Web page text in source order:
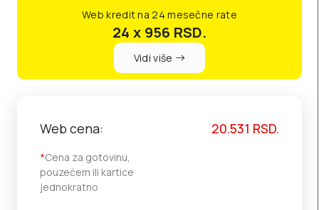
Web kredit na 24 mesečne rate
24 x 956 RSD.
Vidi više
Web cena:
*Cena za gotovinu,
pouzećem ili kartice
jednokratno
20.531 RSD.